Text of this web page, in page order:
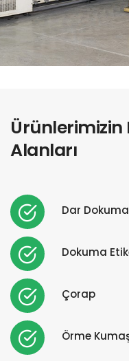
Ürünlerimizin
Alanları
Dar Dokuma
Dokuma
Çorap
Örme